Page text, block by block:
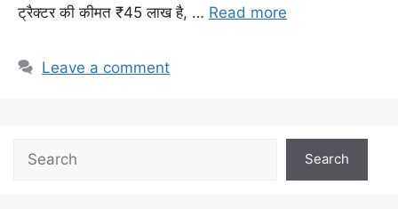
ट्रैक्टर की कीमत ₹45 लाख है, … Read more
Leave a comment
Search